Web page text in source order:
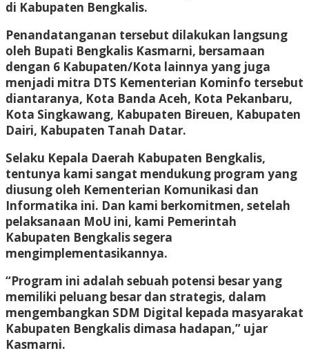
di Kabupaten Bengkalis.
Penandatanganan tersebut dilakukan langsung
oleh Bupati Bengkalis Kasmarni, bersamaan
dengan 6 Kabupaten/Kota lainnya yang juga
menjadi mitra DTS Kementerian Kominfo tersebut
diantaranya, Kota Banda Aceh, Kota Pekanbaru,
Kota Singkawang, Kabupaten Bireuen, Kabupaten
Dairi, Kabupaten Tanah Datar.
Selaku Kepala Daerah Kabupaten Bengkalis,
tentunya kami sangat mendukung program yang
diusung oleh Kementerian Komunikasi dan
Informatika ini. Dan kami berkomitmen, setelah
pelaksanaan MoU ini, kami Pemerintah
Kabupaten Bengkalis segera
mengimplementasikannya.
“Program ini adalah sebuah potensi besar yang
memiliki peluang besar dan strategis, dalam
mengembangkan SDM Digital kepada masyarakat
Kabupaten Bengkalis dimasa hadapan,” ujar
Kasmarni.